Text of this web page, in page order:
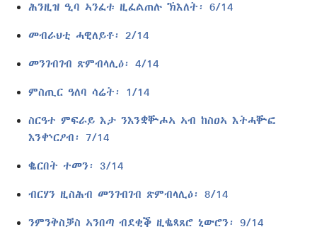
ሕንዚዝ ዒባ ኣንፈቱ ዚፈልጠሉ ኽእለት፡ 6/14
መብራህቲ ሓዊለይቶ፡ 2/14
መንገብገብ ጽምብላሊዕ፡ 4/14
ምስጢር ዓለባ ሳሬት፡ 1/14
ስርዓተ ምፍራይ እታ ንእንቋቝሖኣ ኣብ ከስዐኣ እትሓቝፎ
እንቍርዖብ፡ 7/14
ቈርበት ተመን፡ 3/14
ብርሃን ዚስሕብ መንገብገብ ጽምብላሊዕ፡ 8/14
ንምንቅስቓስ ኣንበጣ ብደቂቕ ዚቈጻጸሮ ኒውሮን፡ 9/14